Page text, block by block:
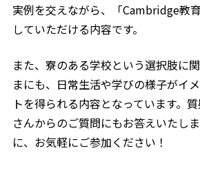
実例を交えながら、「Cambridge教
していただける内容です。
また、寮のある学校という選択肢に
まにも、日常生活や学びの様子がイ
トを得られる内容となっています。
さんからのご質問にもお答えいたし
に、お気軽にご参加ください！